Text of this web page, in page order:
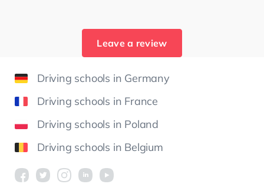
Leave a review
Driving schools in Germany
Driving schools in France
Driving schools in Poland
Driving schools in Belgium